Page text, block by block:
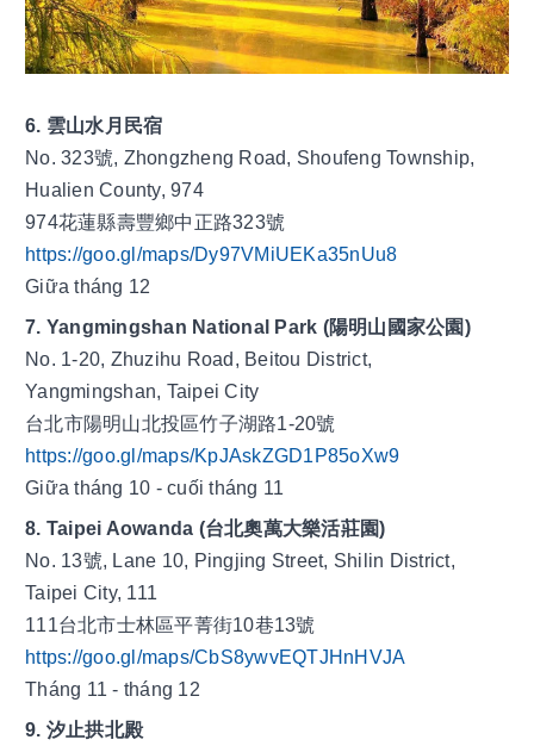
6. 雲山水月民宿
No. 323號, Zhongzheng Road, Shoufeng Township,
Hualien County, 974
974花蓮縣壽豐鄉中正路323號
https://goo.gl/maps/Dy97VMiUEKa35nUu8
Giữa tháng 12
7. Yangmingshan National Park (陽明山國家公園)
No. 1-20, Zhuzihu Road, Beitou District,
Yangmingshan, Taipei City
台北市陽明山北投區竹子湖路1-20號
https://goo.gl/maps/KpJAskZGD1P85oXw9
Giữa tháng 10 - cuối tháng 11
8. Taipei Aowanda (台北奧萬大樂活莊園)
No. 13號, Lane 10, Pingjing Street, Shilin District,
Taipei City, 111
111台北市士林區平菁街10巷13號
https://goo.gl/maps/CbS8ywvEQTJHnHVJA
Tháng 11 - tháng 12
9. 汐止拱北殿